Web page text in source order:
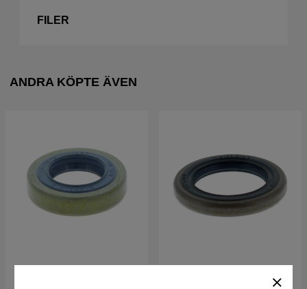
FILER
ANDRA KÖPTE ÄVEN